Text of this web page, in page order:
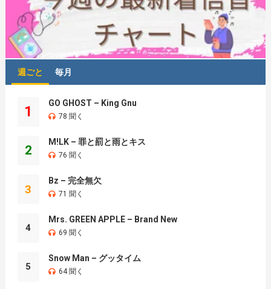
週ごと 毎月
1
GO GHOST – King Gnu
78 聞く
2
M!LK – 罪と罰と雨とキス
76 聞く
3
Bz – 完全無欠
71 聞く
4
Mrs. GREEN APPLE – Brand New
69 聞く
5
Snow Man – グッタイム
64 聞く